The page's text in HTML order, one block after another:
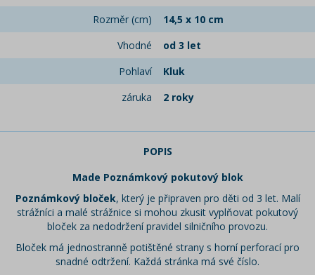
Rozměr (cm)
14,5 x 10 cm
Vhodné
od 3 let
Pohlaví
Kluk
záruka
2 roky
POPIS
Made Poznámkový pokutový blok
Poznámkový bloček, který je připraven pro děti od 3 let. Malí
strážníci a malé strážnice si mohou zkusit vyplňovat pokutový
bloček za nedodržení pravidel silničního provozu.
Bloček má jednostranně potištěné strany s horní perforací pro
snadné odtržení. Každá stránka má své číslo.